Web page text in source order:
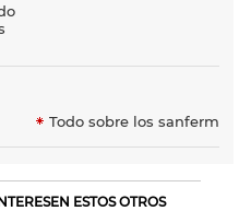
Todo sobre los
ESTOS OTROS